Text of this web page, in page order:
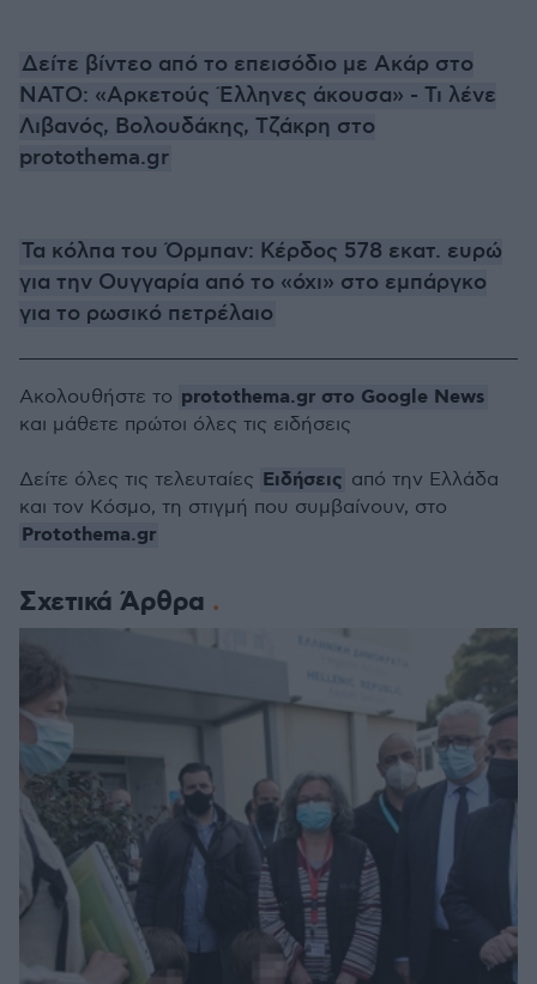
Δείτε βίντεο από το επεισόδιο με Ακάρ στο
ΝΑΤΟ: «Αρκετούς Έλληνες άκουσα» - Τι λένε
Λιβανός, Βολουδάκης, Τζάκρη στο
protothema.gr
Τα κόλπα του Όρμπαν: Κέρδος 578 εκατ. ευρώ
για την Ουγγαρία από το «όχι» στο εμπάργκο
για το ρωσικό πετρέλαιο
Σχετικά Άρθρα
Ακολουθήστε το protothema.gr στο Google News
και μάθετε πρώτοι όλες τις ειδήσεις
Δείτε όλες τις τελευταίες Ειδήσεις από την Ελλάδα
και τον Κόσμο, τη στιγμή που συμβαίνουν, στο
Protothema.gr